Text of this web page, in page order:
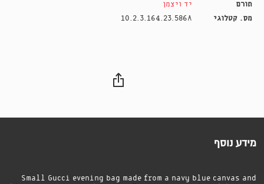
תורם
יד ויצמן
מס. קטלוגי
10.2.3.164.23.586A
מידע נוסף
Small Gucci evening bag made from a navy blue canvas and